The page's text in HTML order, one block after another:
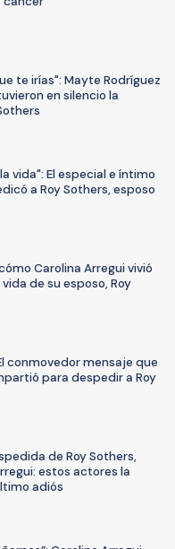
te irías": Mayte Rodríguez
en silencio la
vida": El especial e íntimo
a Roy Sothers, esposo
Carolina Arregui vivió
de su esposo, Roy
conmovedor mensaje que
para despedir a Roy
de Roy Sothers,
estos actores la
adiós